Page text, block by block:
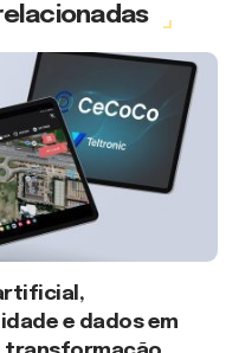
e dados em